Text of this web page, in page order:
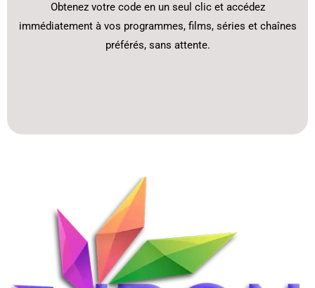
Obtenez votre code en un seul clic et accédez
immédiatement à vos programmes, films, séries et chaînes
préférés, sans attente.